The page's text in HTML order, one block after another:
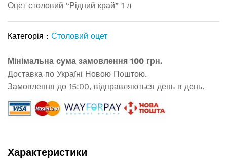
Оцет столовий “Рідний край” 1 л
Категорія : Столовий оцет
Мінімальна сума замовлення 100 грн.
Доставка по Україні Новою Поштою.
Замовлення до 15:00, відправляються день в день.
Характеристики